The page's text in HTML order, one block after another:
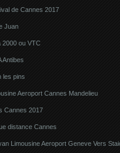
de Cannes 2017
Juan
2000 ou VTC
Antibes
les pins
Aeroport Cannes Mandelieu
Cannes 2017
distance Cannes
Limousine Aeroport Geneve Vers